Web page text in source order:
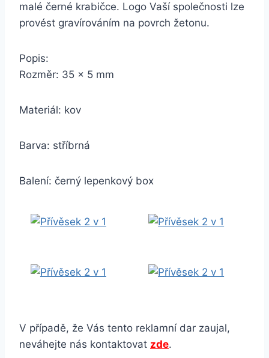
malé černé krabičce. Logo Vaší společnosti lze
provést gravírováním na povrch žetonu.
Popis:
Rozměr: 35 x 5 mm
Materiál: kov
Barva: stříbrná
Balení: černý lepenkový box
V případě, že Vás tento reklamní dar zaujal,
neváhejte nás kontaktovat zde.